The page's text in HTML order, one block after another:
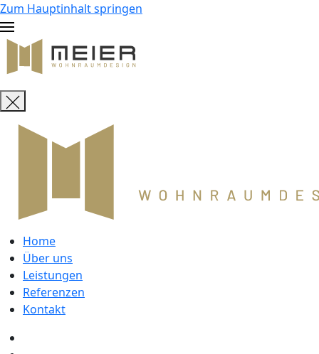
Zum Hauptinhalt springen
Home
Über uns
Leistungen
Referenzen
Kontakt